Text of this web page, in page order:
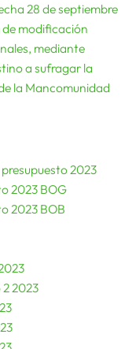
28 de septiembre
modificación
mediante
a sufragar la
la Mancomunidad
2023
2023 BOG
2023 BOB
2023